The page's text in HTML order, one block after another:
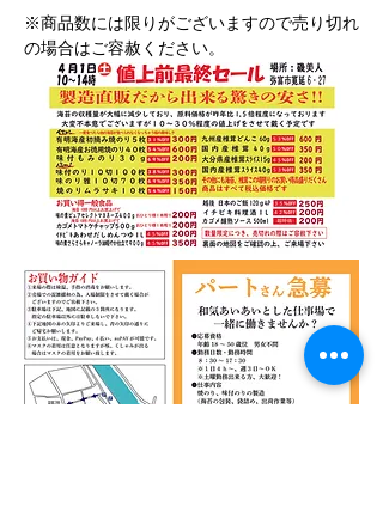
※商品数には限りがございますので売り切れ
の場合はご容赦ください。